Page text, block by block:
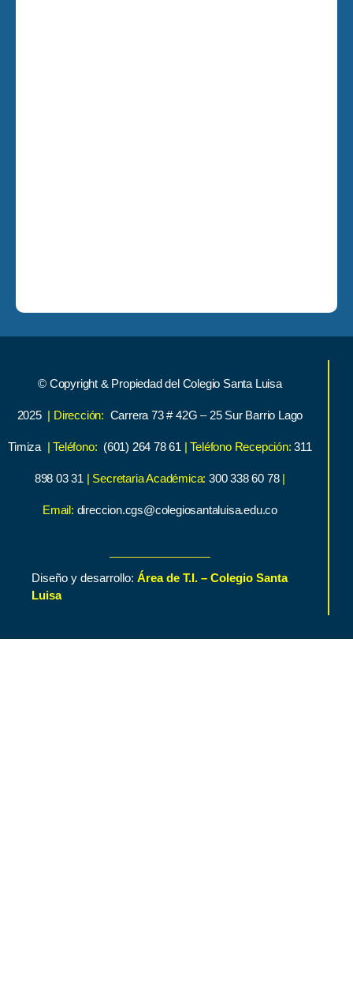
© Copyright & Propiedad del Colegio Santa Luisa
2025 | Dirección: Carrera 73 # 42G – 25 Sur Barrio Lago
Timiza | Teléfono: (601) 264 78 61 | Teléfono Recepción: 311
898 03 31 | Secretaria Académica:300 338 60 78 |
Email: direccion.cgs@colegiosantaluisa.edu.co
Diseño y desarrollo: Área de T.I. – Colegio Santa
Luisa